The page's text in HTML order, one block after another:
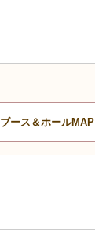
ブース＆ホールMAP